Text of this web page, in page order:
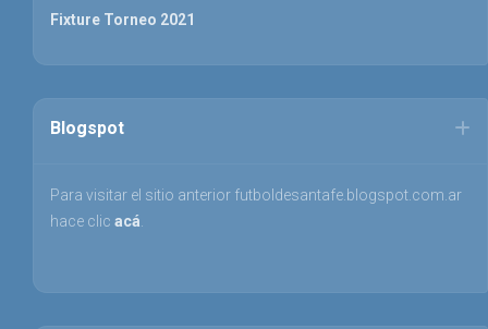
Fixture Torneo 2021
Blogspot
Para visitar el sitio anterior futboldesantafe.blogspot.com.ar
hace clic acá